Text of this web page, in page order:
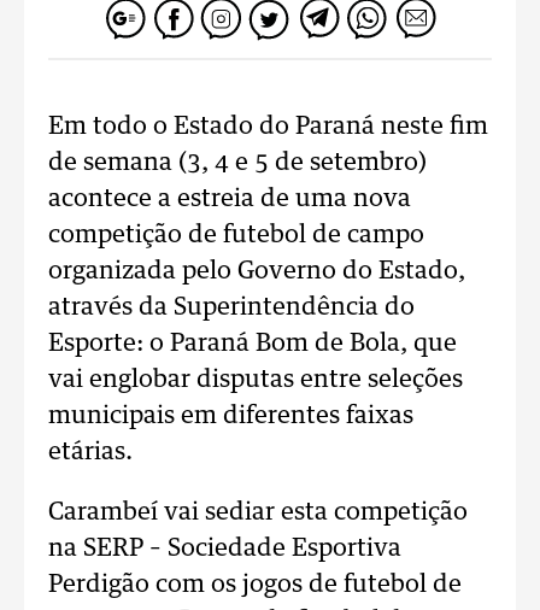
Em todo o Estado do Paraná neste fim
de semana (3, 4 e 5 de setembro)
acontece a estreia de uma nova
competição de futebol de campo
organizada pelo Governo do Estado,
através da Superintendência do
Esporte: o Paraná Bom de Bola, que
vai englobar disputas entre seleções
municipais em diferentes faixas
etárias.
Carambeí vai sediar esta competição
na SERP – Sociedade Esportiva
Perdigão com os jogos de futebol de